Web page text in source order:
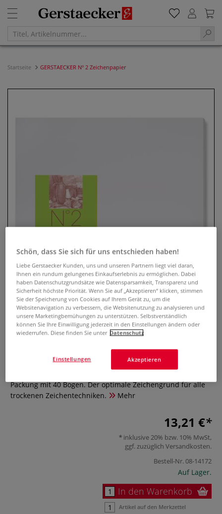
Startseite GERSTAECKER Nº 2 Zeichenpapier
GERSTAECKER Nº 2 Zeichenpapier
0 Bewertungen
Packung mit 40 Bogen. Der optimale Zeichengrund für alle
trockenen Zeichentechniken.
Mehr
13,21 €
inklusive 20% bzw. 10% MwSt,
ggf. zuzüglich Versandkosten.
Bestell-Nr.08-14172
Auf Lager.
In den Warenkorb
Artikel auf den Merkzettel
Schön, dass Sie sich für uns entschieden haben!
Liebe Gerstaecker Kunden, uns und unseren Partnern liegt viel daran,
Ihnen ein rundum gelungenes Einkaufserlebnis zu ermöglichen. Dabei
haben Datenschutzgrundsätze wie Datensparsamkeit, Transparenz und
Sicherheit höchste Priorität. Wenn Sie auf „Akzeptieren“ klicken, stimmen
Sie der Speicherung von Cookies auf Ihrem Gerät zu, um die
Websitenavigation zu verbessern, die Websitenutzung zu analysieren und
unsere Marketingbemühungen zu unterstützen. Selbstverständlich
können Sie Ihre Einwilligung jederzeit in den Einstellungen ändern oder
wiederrufen. Diese finden Sie unter Datenschutz
Akzeptieren
Einstellungen